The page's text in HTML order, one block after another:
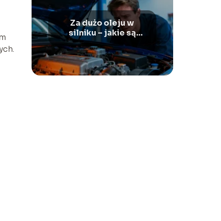
Za dużo oleju w
silniku – jakie są
skutki i co robić?